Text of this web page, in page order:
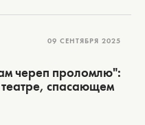
09 СЕНТЯБРЯ 2025
череп проломлю":
спасающем